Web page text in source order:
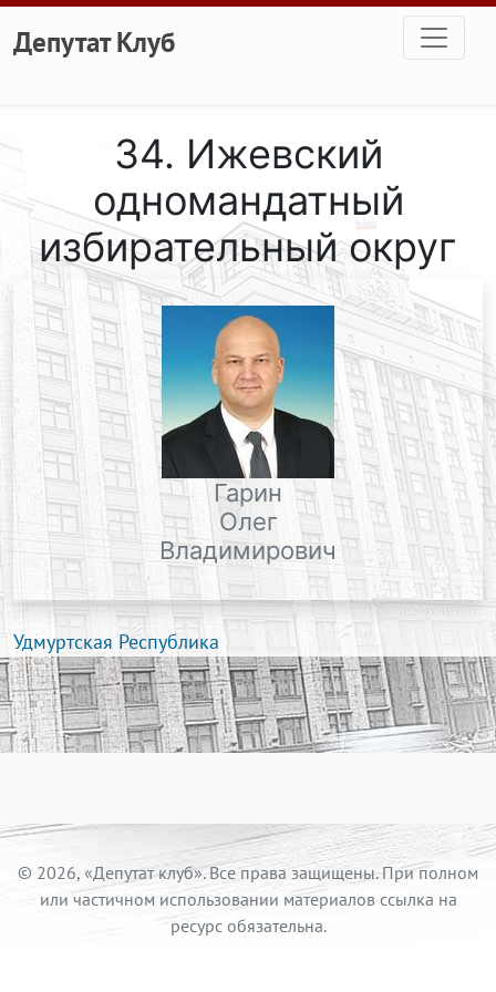
Перейти к основному содержанию
Депутат Клуб
34. Ижевский
одномандатный
избирательный округ
Гарин
Олег
Владимирович
Удмуртская Республика
© 2026, «Депутат клуб». Все права защищены. При полном
или частичном использовании материалов ссылка на
ресурс обязательна.